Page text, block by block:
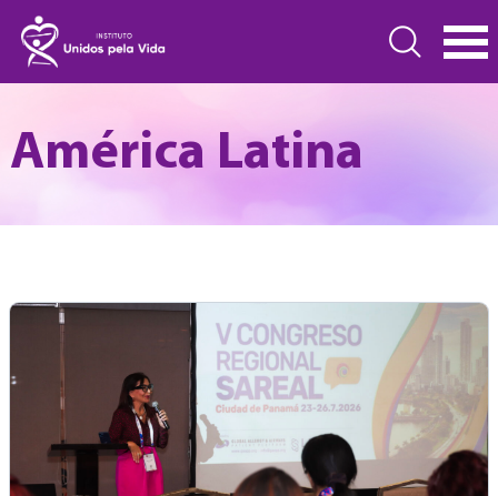
América Latina